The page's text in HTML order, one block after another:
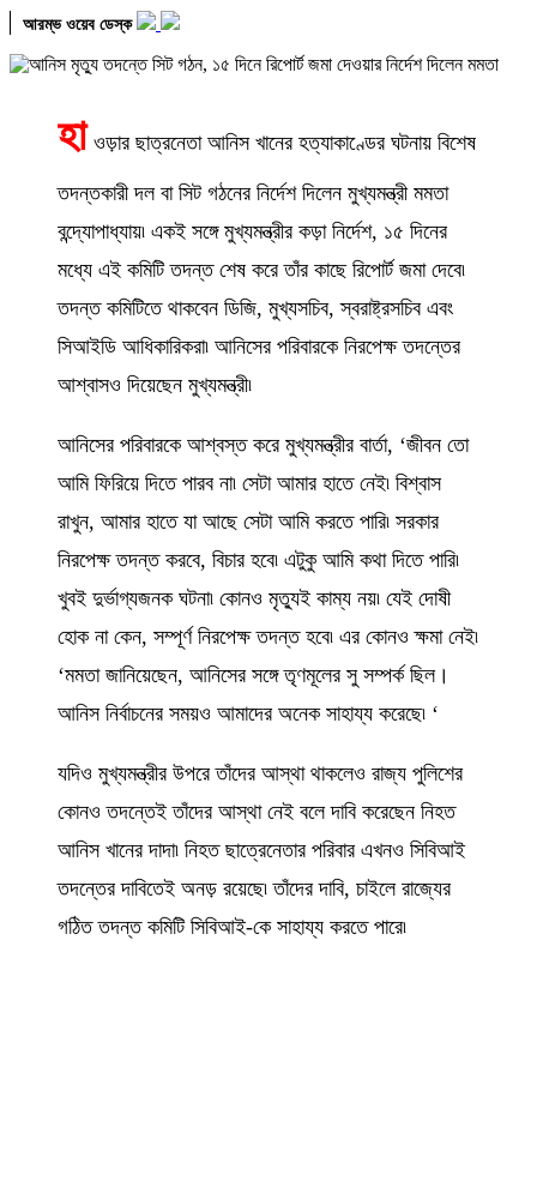
আরম্ভ ওয়েব ডেস্ক
হা ওড়ার ছাত্রনেতা আনিস খানের হত্যাকাণ্ডের ঘটনায় বিশেষ
তদন্তকারী দল বা সিট গঠনের নির্দেশ দিলেন মুখ্যমন্ত্রী মমতা
বন্দ্যোপাধ্যায়৷ একই সঙ্গে মুখ্যমন্ত্রীর কড়া নির্দেশ, ১৫ দিনের
মধ্যে এই কমিটি তদন্ত শেষ করে তাঁর কাছে রিপোর্ট জমা দেবে৷
তদন্ত কমিটিতে থাকবেন ডিজি, মুখ্যসচিব, স্বরাষ্ট্রসচিব এবং
সিআইডি আধিকারিকরা৷ আনিসের পরিবারকে নিরপেক্ষ তদন্তের
আশ্বাসও দিয়েছেন মুখ্যমন্ত্রী৷
আনিসের পরিবারকে আশ্বস্ত করে মুখ্যমন্ত্রীর বার্তা, ‘জীবন তো
আমি ফিরিয়ে দিতে পারব না৷ সেটা আমার হাতে নেই৷ বিশ্বাস
রাখুন, আমার হাতে যা আছে সেটা আমি করতে পারি৷ সরকার
নিরপেক্ষ তদন্ত করবে, বিচার হবে৷ এটুকু আমি কথা দিতে পারি৷
খুবই দুর্ভাগ্যজনক ঘটনা৷ কোনও মৃত্যুই কাম্য নয়৷ যেই দোষী
হোক না কেন, সম্পূর্ণ নিরপেক্ষ তদন্ত হবে৷ এর কোনও ক্ষমা নেই৷
‘মমতা জানিয়েছেন, আনিসের সঙ্গে তৃণমূলের সু সম্পর্ক ছিল।
আনিস নির্বাচনের সময়ও আমাদের অনেক সাহায্য করেছে৷ ‘
যদিও মুখ্যমন্ত্রীর উপরে তাঁদের আস্থা থাকলেও রাজ্য পুলিশের
কোনও তদন্তেই তাঁদের আস্থা নেই বলে দাবি করেছেন নিহত
আনিস খানের দাদা৷ নিহত ছাত্রেনেতার পরিবার এখনও সিবিআই
তদন্তের দাবিতেই অনড় রয়েছে৷ তাঁদের দাবি, চাইলে রাজ্যের
গঠিত তদন্ত কমিটি সিবিআই-কে সাহায্য করতে পারে৷